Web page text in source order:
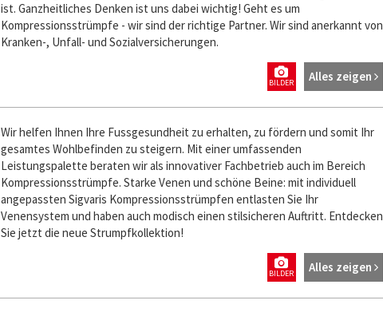
ist. Ganzheitliches Denken ist uns dabei wichtig! Geht es um
Kompressionsstrümpfe - wir sind der richtige Partner. Wir sind anerkannt von
Kranken-, Unfall- und Sozialversicherungen.
Alles zeigen
BILDER
Wir helfen Ihnen Ihre Fussgesundheit zu erhalten, zu fördern und somit Ihr
gesamtes Wohlbefinden zu steigern. Mit einer umfassenden
Leistungspalette beraten wir als innovativer Fachbetrieb auch im Bereich
Kompressionsstrümpfe. Starke Venen und schöne Beine: mit individuell
angepassten Sigvaris Kompressionsstrümpfen entlasten Sie Ihr
Venensystem und haben auch modisch einen stilsicheren Auftritt. Entdecken
Sie jetzt die neue Strumpfkollektion!
Alles zeigen
BILDER